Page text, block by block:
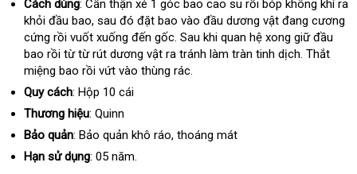
Cách dùng: Cẩn thận xé 1 góc bao cao su rồi bóp không khí ra
khỏi đầu baothương
hiệu
, sau đó đặt bao vào đầu dương vật đang cương
cứng rồi vuốt xuống đến gốctự
động
. Sau khi quan hệ xong giữ đầu
bao rồi từ từ rút dương vật ra tránh làm tràn tinh dịchđại
. Thắt
miệng bao rồi vứt vào thùng rác.
Quy cách: Hộp 10 cái
Thương hiệu: Quinn
Bảo quản: Bảo quản khô ráofacebook
, thoáng mát
Hạn sử dụng: 05 năm.